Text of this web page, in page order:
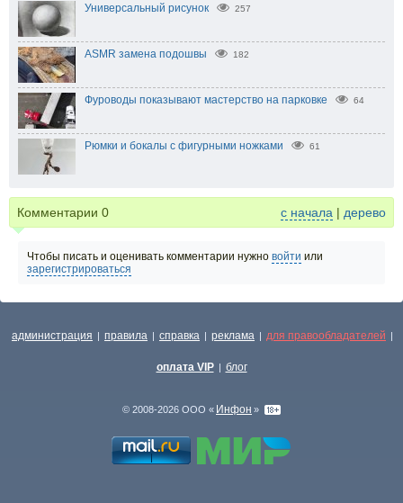
Универсальный рисунок 257
ASMR замена подошвы 182
Фуроводы показывают мастерство на парковке 64
Рюмки и бокалы с фигурными ножками 61
Комментарии 0 с начала | дерево
Чтобы писать и оценивать комментарии нужно войти или
зарегистрироваться
администрация | правила | справка | реклама | для правообладателей |
оплата VIP | блог
© 2008-2026 ООО « Инфон »